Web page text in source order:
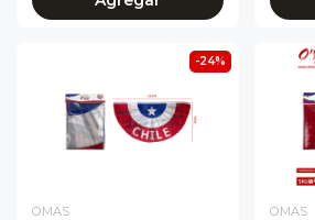
-24%
OMAS OMAS